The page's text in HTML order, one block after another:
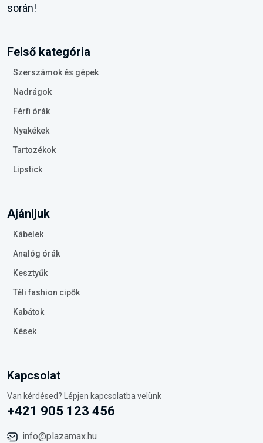
során!
Felső kategória
Szerszámok és gépek
Nadrágok
Férfi órák
Nyakékek
Tartozékok
Lipstick
Ajánljuk
Kábelek
Analóg órák
Kesztyűk
Téli fashion cipők
Kabátok
Kések
Kapcsolat
Van kérdésed? Lépjen kapcsolatba velünk
+421 905 123 456
info@plazamax.hu